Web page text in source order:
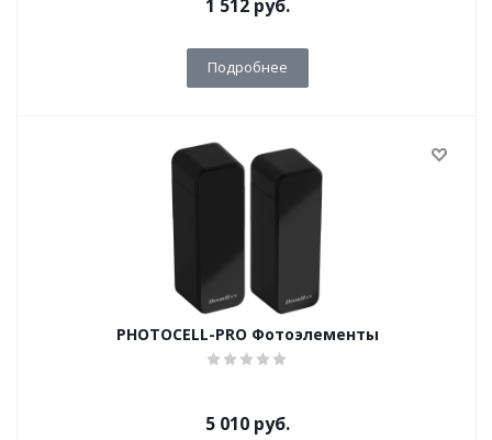
1 512руб.
Подробнее
PHOTOCELL-PRO Фотоэлементы
5 010руб.